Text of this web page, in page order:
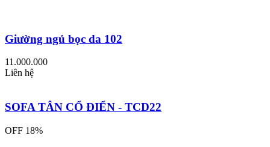
Giường ngủ bọc da 102
11.000.000
Liên hệ
SOFA TÂN CỔ ĐIỂN - TCD22
OFF 18%